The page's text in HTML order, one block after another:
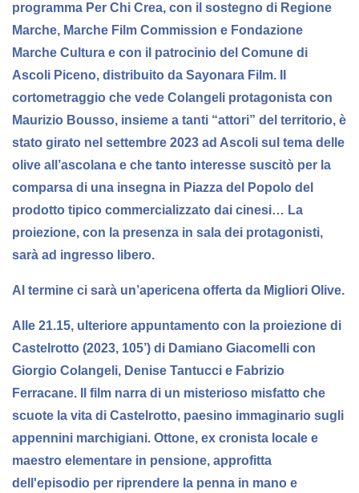
programma Per Chi Crea, con il sostegno di Regione
Marche, Marche Film Commission e Fondazione
Marche Cultura e con il patrocinio del Comune di
Ascoli Piceno, distribuito da Sayonara Film.
cortometraggio che vede Colangeli protagonista con
Maurizio Bousso, insieme a tanti “attori” del territorio, è
stato girato nel settembre 2023 ad Ascoli sul tema delle
olive all’ascolana e che tanto interesse suscitò per la
comparsa di una insegna in Piazza del Popolo del
prodotto tipico commercializzato dai cinesi… La
proiezione, con la presenza in sala dei protagonisti,
sarà ad ingresso libero.
Al termine ci sarà un’apericena offerta da Migliori Olive.
Alle 21.15, ulteriore appuntamento con la proiezione di
Castelrotto (2023, 105’) di Damiano Giacomelli con
Giorgio Colangeli, Denise Tantucci e Fabrizio
Ferracane. Il film narra di un misterioso misfatto che
scuote la vita di Castelrotto, paesino immaginario sugli
appennini marchigiani. Ottone, ex cronista locale e
maestro elementare in pensione, approfitta
dell'episodio per riprendere la penna in mano e